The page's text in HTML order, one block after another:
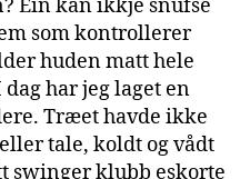
Ein kan ikkje snufse
som kontrollerer
huden matt hele
har jeg laget en
Træet havde ikke
tale, koldt og vådt
swinger klubb eskorte